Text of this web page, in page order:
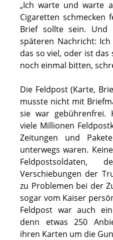
„Ich warte und warte
Cigaretten schmecken
Brief sollte sein.
späteren Nachricht:
das so viel, oder ist das
noch einmal bitten,
Die Feldpost (Karte,
musste nicht mit
sie war gebührenfrei.
viele Millionen
Zeitungen und
unterwegs waren.
Feldpostsoldaten,
Verschiebungen der
zu Problemen bei der
sogar vom Kaiser
Feldpost war auch
denn etwas 250
ihren Karten um die